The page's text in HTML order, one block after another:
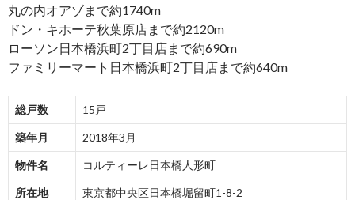
丸の内オアゾまで約1740m
ドン・キホーテ秋葉原店まで約2120m
ローソン日本橋浜町2丁目店まで約690m
ファミリーマート日本橋浜町2丁目店まで約640m
総戸数 15戸
築年月 2018年3月
物件名 コルティーレ日本橋人形町
所在地 東京都中央区日本橋堀留町1-8-2